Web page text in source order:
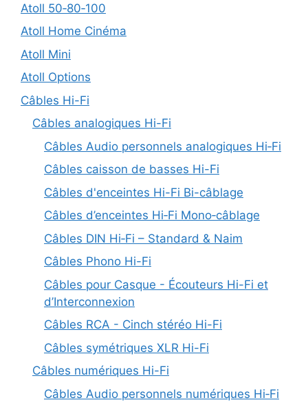
Atoll 50‑80‑100
Atoll Home Cinéma
Atoll Mini
Atoll Options
Câbles Hi-Fi
Câbles analogiques Hi-Fi
Câbles Audio personnels analogiques Hi‑Fi
Câbles caisson de basses Hi-Fi
Câbles d'enceintes Hi-Fi Bi-câblage
Câbles d’enceintes Hi‑Fi Mono‑câblage
Câbles DIN Hi‑Fi – Standard & Naim
Câbles Phono Hi-Fi
Câbles pour Casque - Écouteurs Hi-Fi et
d’Interconnexion
Câbles RCA - Cinch stéréo Hi-Fi
Câbles symétriques XLR Hi-Fi
Câbles numériques Hi-Fi
Câbles Audio personnels numériques Hi‑Fi